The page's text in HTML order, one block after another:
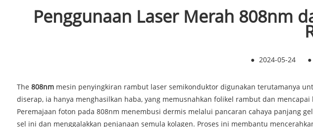
Penggunaan Laser Merah 808nm
● 2024-05-24 ●
The 808nm mesin penyingkiran rambut laser semikonduktor digunakan terutamanya
diserap, ia hanya menghasilkan haba, yang memusnahkan folikel rambut dan
Peremajaan foton pada 808nm menembusi dermis melalui pancaran cahaya panjang
sel ini dan menggalakkan penjanaan semula kolagen. Proses ini membantu